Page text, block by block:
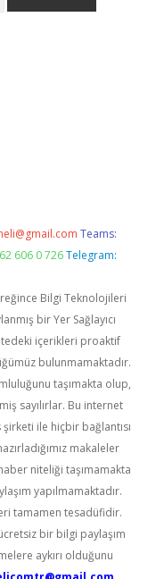
Teams:
606 0 726 Telegram:
Bilgi Teknolojileri
bir Yer Sağlayıcı
içerikleri proaktif
bulunmamaktadır.
taşımakta olup,
sayılırlar. Bu internet
ile hiçbir bağlantısı
makaleler
niteliği taşımamakta
yapılmamaktadır.
tamamen tesadüfidir.
bir bilgi paylaşım
aykırı olduğunu